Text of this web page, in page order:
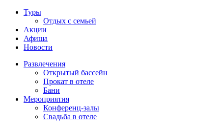
Туры
Отдых с семьей
Акции
Афиша
Новости
Развлечения
Открытый бассейн
Прокат в отеле
Бани
Мероприятия
Конференц-залы
Свадьба в отеле